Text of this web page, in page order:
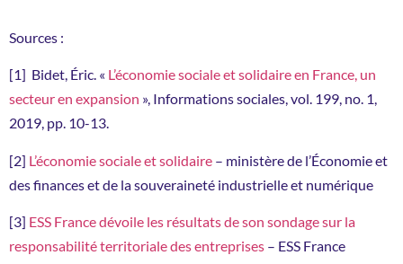
Sources :
[1] Bidet, Éric. « L’économie sociale et solidaire en France, un
secteur en expansion », Informations sociales, vol. 199, no. 1,
2019, pp. 10-13.
[2] L’économie sociale et solidaire – ministère de l’Économie et
des finances et de la souveraineté industrielle et numérique
[3] ESS France dévoile les résultats de son sondage sur la
responsabilité territoriale des entreprises – ESS France